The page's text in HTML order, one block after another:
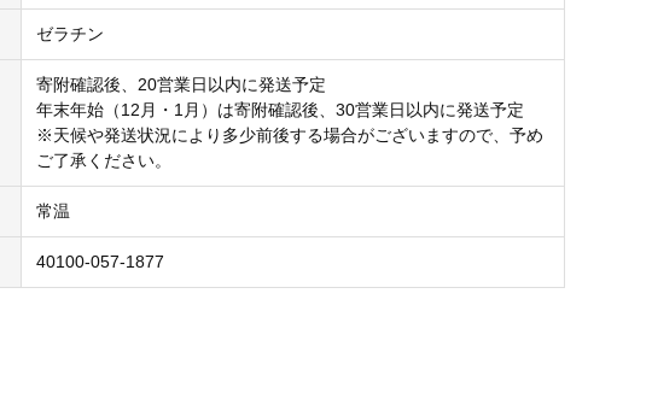
ゼラチン
寄附確認後、20営業日以内に発送予定
年末年始（12月・1月）は寄附確認後、30営業日以内に発送予定
※天候や発送状況により多少前後する場合がございますので、予め
ご了承ください。
常温
40100-057-1877